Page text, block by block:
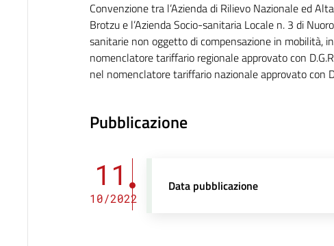
Convenzione tra l’Azienda di Rilievo Nazionale ed
Brotzu e l’Azienda Socio-sanitaria Locale n. 3 di
sanitarie non oggetto di compensazione in mobilità,
nomenclatore tariffario regionale approvato con
nel nomenclatore tariffario nazionale approvato con
Pubblicazione
11
10/2022
Data pubblicazione